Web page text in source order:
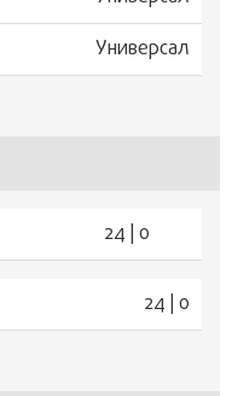
Универсал
24 | 0
24 | 0